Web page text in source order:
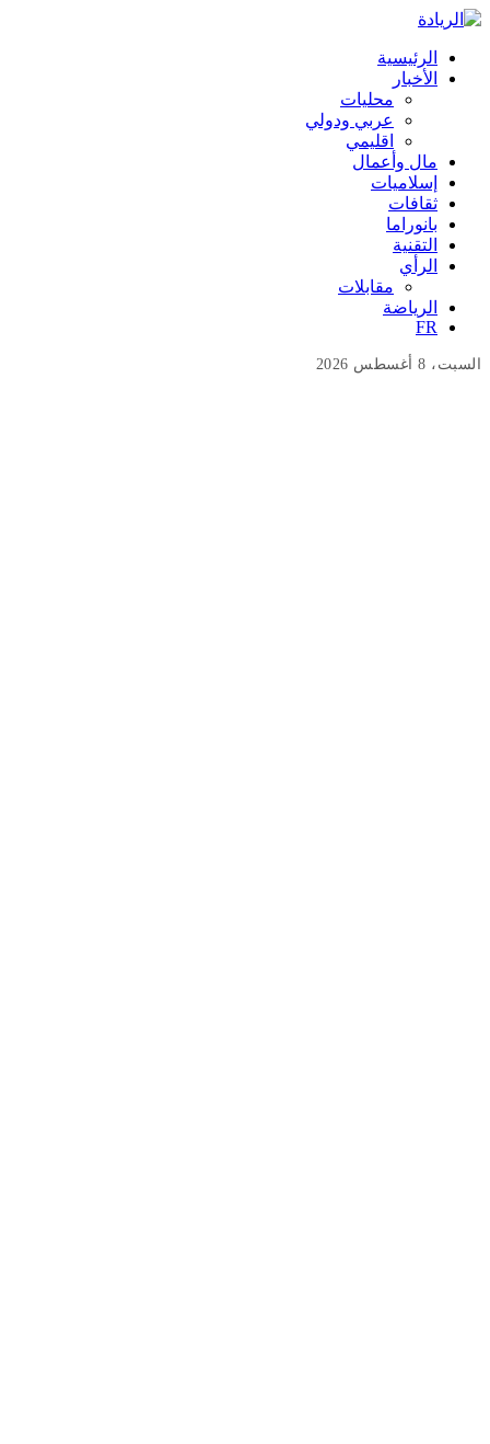
الرئيسية
الأخبار
محليات
عربي ودولي
اقليمي
مال وأعمال
إسلاميات
ثقافات
بانوراما
التقنية
الرأي
مقابلات
الرياضة
FR
السبت، 8 أغسطس 2026